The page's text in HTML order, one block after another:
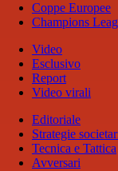
Coppe Europee
Champions
Video
Esclusivo
Report
Video virali
Editoriale
Strategie
Tecnica e Tattica
Avversari